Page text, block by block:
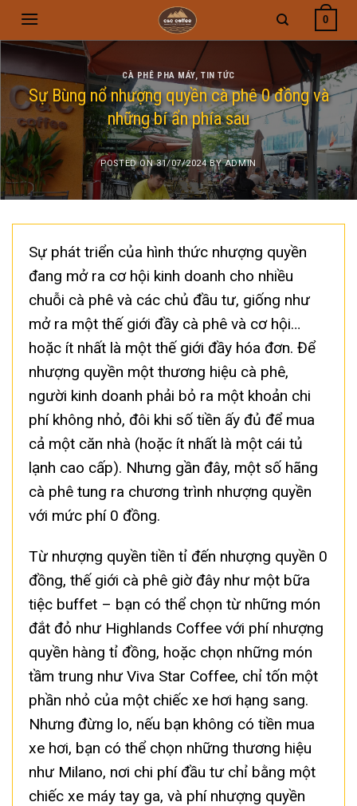
content
0
CÀ PHÊ PHA MÁY,TIN TỨC
Sự Bùng nổ nhượng quyền cà phê 0 đồng và
những bí ẩn phía sau
POSTED ON31/07/2024BYADMIN
Sự phát triển của hình thức nhượng quyền
đang mở ra cơ hội kinh doanh cho nhiều
chuỗi cà phê và các chủ đầu tư, giống như
mở ra một thế giới đầy cà phê và cơ hội…
hoặc ít nhất là một thế giới đầy hóa đơn. Để
nhượng quyền một thương hiệu cà phê,
người kinh doanh phải bỏ ra một khoản chi
phí không nhỏ, đôi khi số tiền ấy đủ để mua
cả một căn nhà (hoặc ít nhất là một cái tủ
lạnh cao cấp). Nhưng gần đây, một số hãng
cà phê tung ra chương trình nhượng quyền
với mức phí 0 đồng.
Từ nhượng quyền tiền tỉ đến nhượng quyền 0
đồng, thế giới cà phê giờ đây như một bữa
tiệc buffet – bạn có thể chọn từ những món
đắt đỏ như Highlands Coffee với phí nhượng
quyền hàng tỉ đồng, hoặc chọn những món
tầm trung như Viva Star Coffee, chỉ tốn một
phần nhỏ của một chiếc xe hơi hạng sang.
Nhưng đừng lo, nếu bạn không có tiền mua
xe hơi, bạn có thể chọn những thương hiệu
như Milano, nơi chi phí đầu tư chỉ bằng một
chiếc xe máy tay ga, và phí nhượng quyền